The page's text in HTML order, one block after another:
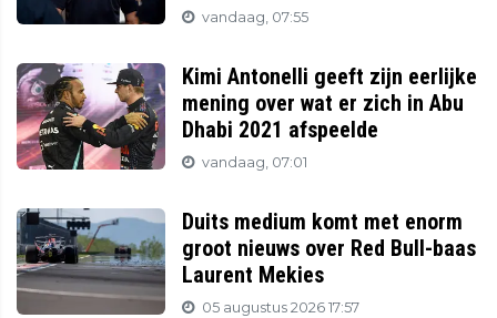
vandaag, 07:55
Kimi Antonelli geeft zijn eerlijke
mening over wat er zich in Abu
Dhabi 2021 afspeelde
vandaag, 07:01
Duits medium komt met enorm
groot nieuws over Red Bull-baas
Laurent Mekies
05 augustus 2026 17:57